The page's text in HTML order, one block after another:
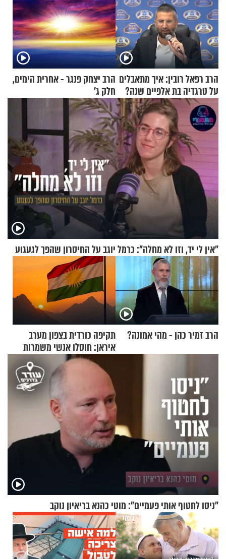
הרב רפאל רובין: איך מתאבלים
על טרגדיה בת אלפיים שנה?
הרב יצחק פנגר - אחרית הימים,
חלק ג’
"אין לי יד, וזו לא מחלה": כרמל יוגב על החיסרון שהפך לגעגוע
הרב זמיר כהן - מהי אמונה?
תקיפה כורדית בצפון מערב
איראן: חוסלו אנשי משמרות
המהפכה
"ניסו לחטוף אותי פעמיים": מוטי כהנא בריאיון נוקב